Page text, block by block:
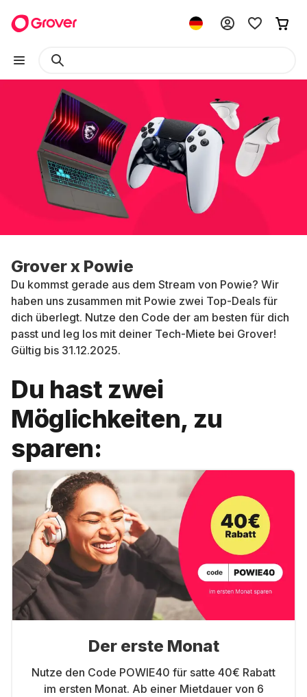
Grover x Powie
Du kommst gerade aus dem Stream von Powie? Wir
haben uns zusammen mit Powie zwei Top-Deals für
dich überlegt. Nutze den Code der am besten für dich
passt und leg los mit deiner Tech-Miete bei Grover!
Gültig bis 31.12.2025.
Du hast zwei
Möglichkeiten, zu
sparen:
Der erste Monat
Nutze den Code POWIE40 für satte 40€ Rabatt
im ersten Monat. Ab einer Mietdauer von 6